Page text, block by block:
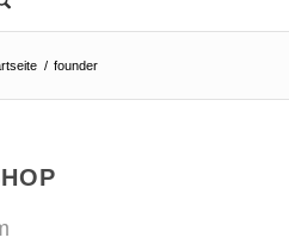
/ founder